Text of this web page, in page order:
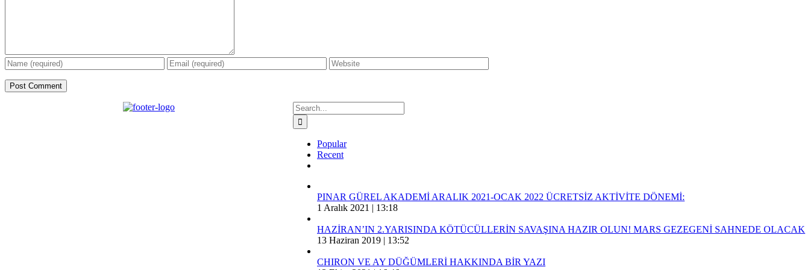
Search
for:
Popular
Recent
PINAR GÜREL AKADEMİ ARALIK 2021-OCAK 2022 ÜCRETSİZ AKTİVİTE DÖNEMİ:
1 Aralık 2021 | 13:18
HAZİRAN’IN 2.YARISINDA KÖTÜCÜLLERİN SAVAŞINA HAZIR OLUN! MARS GEZEGENİ SAHNEDE OLACAK
13 Haziran 2019 | 13:52
CHIRON VE AY DÜĞÜMLERİ HAKKINDA BİR YAZI